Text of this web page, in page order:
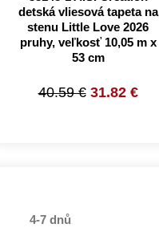
detská vliesová tapeta na
stenu Little Love 2026
pruhy, veľkosť 10,05 m x
53 cm
40.59 € 31.82 €
4-7 dnů